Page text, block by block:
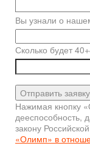
Вы узнали о
Сколько будет
Отправить
Нажимая кнопку
дееспособность,
закону
«Олимп» в